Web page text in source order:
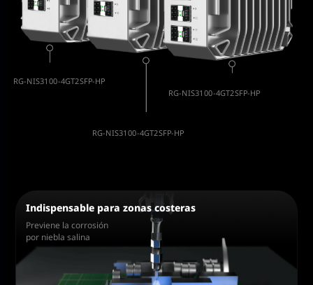
RG-NIS3100-4GT2SFP-HP
RG-NIS3100-4GT2SFP-HP
RG-NIS3100-4GT2SFP-HP
Indispensable para zonas costeras
Previene la corrosión
por niebla salina